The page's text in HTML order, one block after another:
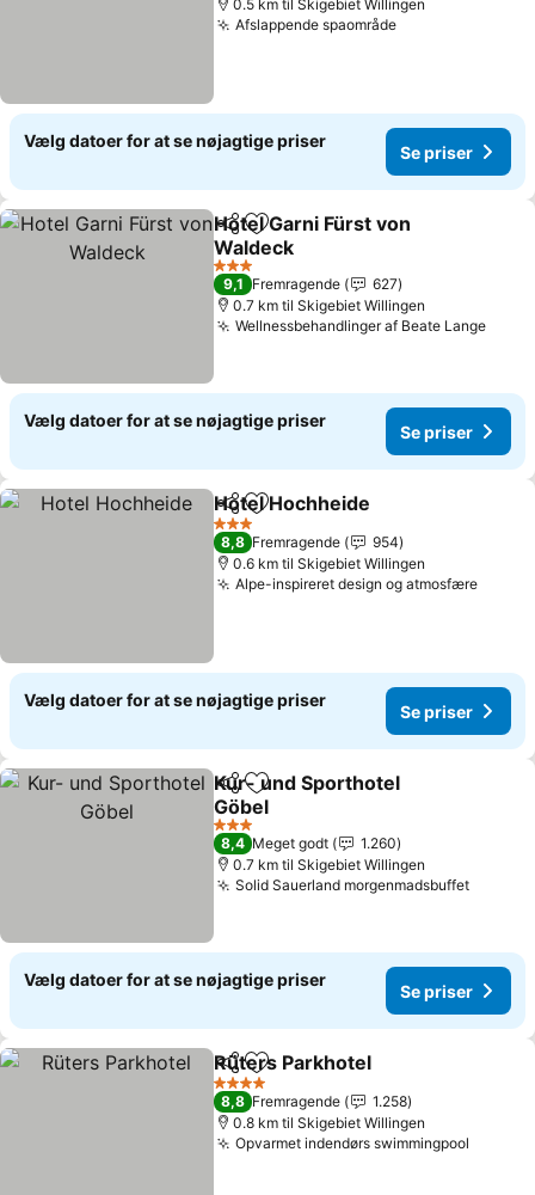
0.5 km til Skigebiet Willingen
Afslappende spaområde
Vælg datoer for at se nøjagtige priser
Se priser
Del Føj til favoritter
Hotel Garni Fürst von
Waldeck
3 Stjerner
9,1 Fremragende
627
0.7 km til Skigebiet Willingen
Wellnessbehandlinger af Beate Lange
Vælg datoer for at se nøjagtige priser
Se priser
Del Føj til favoritter
Hotel Hochheide
3 Stjerner
8,8 Fremragende
954
0.6 km til Skigebiet Willingen
Alpe-inspireret design og atmosfære
Vælg datoer for at se nøjagtige priser
Se priser
Del Føj til favoritter
Kur- und Sporthotel
Göbel
3 Stjerner
8,4 Meget godt
1.260
0.7 km til Skigebiet Willingen
Solid Sauerland morgenmadsbuffet
Vælg datoer for at se nøjagtige priser
Se priser
Del Føj til favoritter
Rüters Parkhotel
4 Stjerner
8,8 Fremragende
1.258
0.8 km til Skigebiet Willingen
Opvarmet indendørs swimmingpool